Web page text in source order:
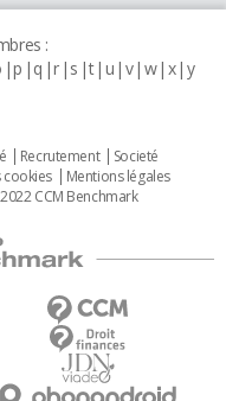
:
p q r s t u v w x y
Recrutement
Societé
cookies
Mentions légales
CCM Benchmark